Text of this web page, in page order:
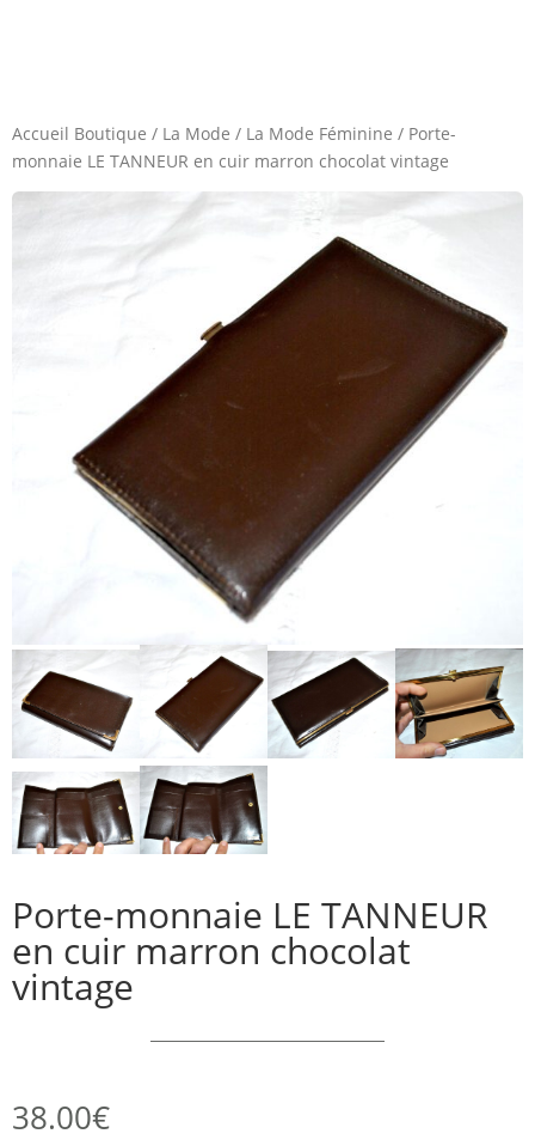
Accueil Boutique / La Mode / La Mode Féminine / Porte-
monnaie LE TANNEUR en cuir marron chocolat vintage
Porte-monnaie LE TANNEUR
en cuir marron chocolat
vintage
38.00€